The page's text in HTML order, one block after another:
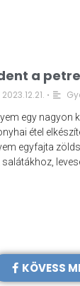
a
2023.12.21. •
egy nagyon
étel
egyfajta
KÖVESS